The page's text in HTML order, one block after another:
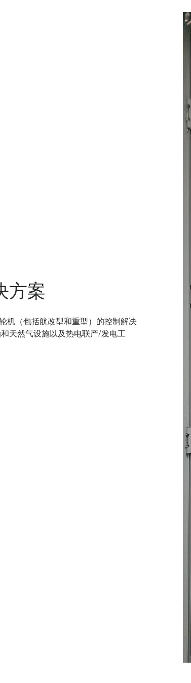
方案
机（包括航改型和重型）的控制解决
天然气设施以及热电联产/发电工